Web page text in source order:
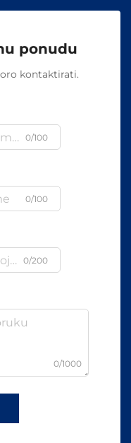
ponudu
kontaktirati.
0/100
0/100
0/200
0/1000